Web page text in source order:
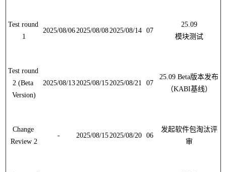
Test round
1
2025/08/06 2025/08/08 2025/08/14 07
25.09
模块测试
Test round
2 (Beta
Version)
2025/08/13 2025/08/15 2025/08/21 07
25.09 Beta版本发布
（KABI基线）
Change
Review 2
- 2025/08/15 2025/08/20 06
发起软件包淘汰评
审